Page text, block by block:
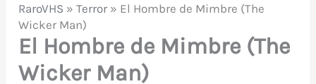
RaroVHS »Terror » El Hombre de Mimbre (The
Wicker Man)
El Hombre de Mimbre (The
Wicker Man)